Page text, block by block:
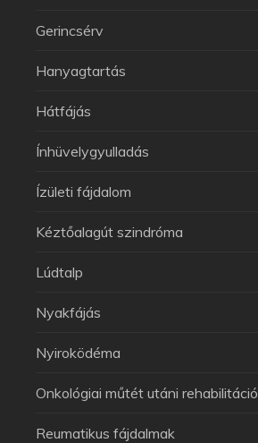
Gerincsérv
Hanyagtartás
Hátfájás
Ínhüvelygyulladás
Ízületi fájdalom
Kéztőalagút szindróma
Lúdtalp
Nyakfájás
Nyiroködéma
Onkológiai műtét utáni rehabilitáció
Reumatikus fájdalmak